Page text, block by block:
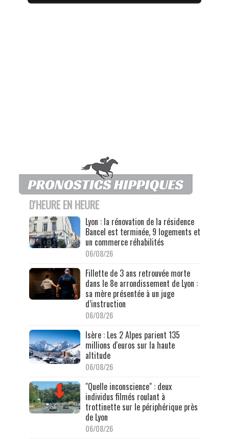
D'HEURE EN HEURE
Lyon : la rénovation de la résidence
Bancel est terminée, 9 logements et
un commerce réhabilités
06/08/26
Fillette de 3 ans retrouvée morte
dans le 8e arrondissement de Lyon :
sa mère présentée à un juge
d’instruction
06/08/26
Isère : Les 2 Alpes parient 135
millions d'euros sur la haute
altitude
06/08/26
"Quelle inconscience" : deux
individus filmés roulant à
trottinette sur le périphérique près
de Lyon
06/08/26